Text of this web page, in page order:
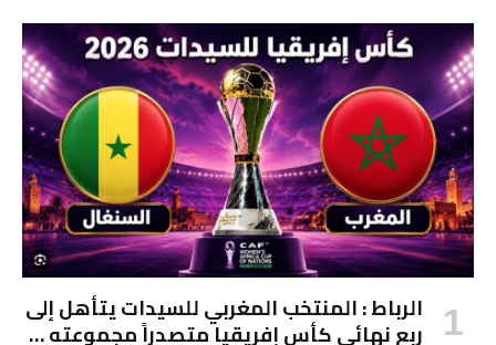
الرباط : المنتخب المغربي للسيدات يتأهل إلى
ربع نهائي كأس إفريقيا متصدراً مجموعته …